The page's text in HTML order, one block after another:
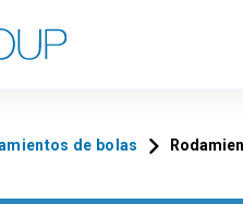
de bolas